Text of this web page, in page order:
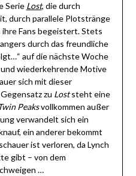
Serie Lost, die durch
durch parallele Plotstränge
Fans begeistert. Stets
durch das freundliche
auf die nächste Woche
wiederkehrende Motive
sich mit dieser
zu Loststeht eine
Peaksvollkommen außer
verwandelt sich ein
ein anderer bekommt
ist verloren, da Lynch
gibt – von dem
…